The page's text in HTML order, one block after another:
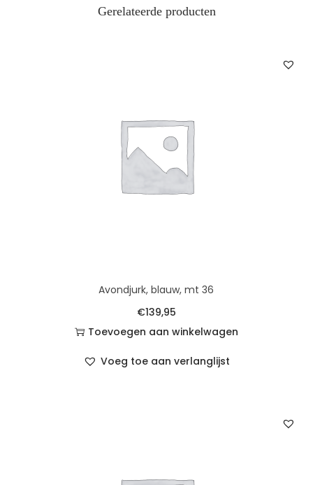
Gerelateerde producten
Avondjurk, blauw, mt 36
€139,95
Toevoegen aan winkelwagen
Voeg toe aan verlanglijst